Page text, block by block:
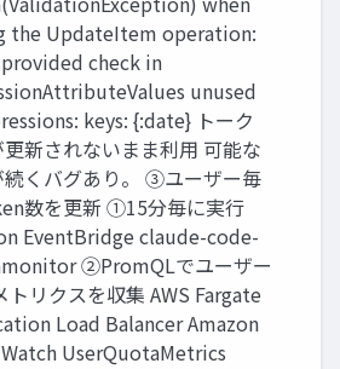
the UpdateItem operation:
check in
unused
keys: {:date} トーク
更新されないまま利用 可能な
続くバグあり。 ③ユーザー毎
数を更新 ①15分毎に実行
EventBridge claude-code-
②PromQLでユーザー
トリクスを収集 AWS Fargate
Load Balancer Amazon
UserQuotaMetrics